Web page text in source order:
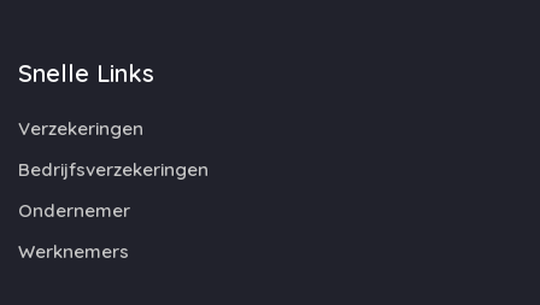
Snelle Links
Verzekeringen
Bedrijfsverzekeringen
Ondernemer
Werknemers